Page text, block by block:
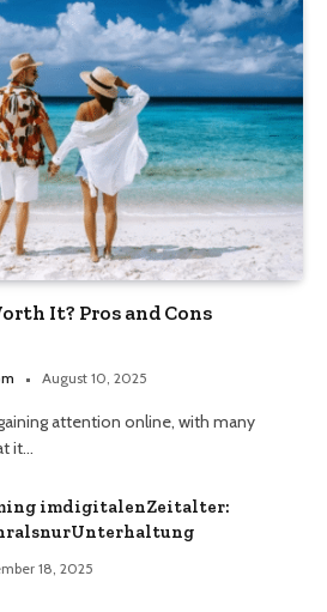
It? Pros and Cons
August 10, 2025
attention online, with many
it…
imdigitalenZeitalter:
18, 2025